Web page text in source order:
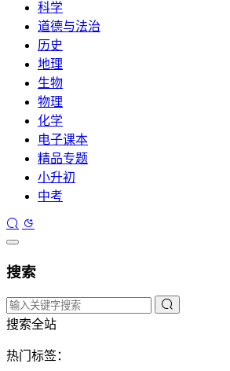
科学
道德与法治
历史
地理
生物
物理
化学
电子课本
精品专题
小升初
中考
搜索
搜索全站
热门标签：